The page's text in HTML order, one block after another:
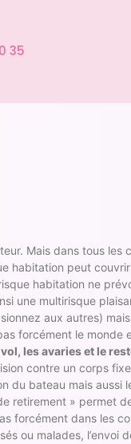
35
Mais dans tous
habitation peut
habitation ne
une multirisque
aux autres)
forcément le monde
vol, les avaries et le
contre un corps
du bateau mais aussi
retirement » permet
forcément dans les
ou malades, l’envoi